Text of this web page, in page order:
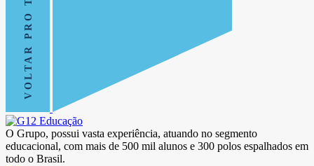
VOLTAR PRO TOPO
O Grupo, possui vasta experiência, atuando no segmento
educacional, com mais de 500 mil alunos e 300 polos espalhados em
todo o Brasil.